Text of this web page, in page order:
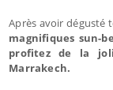
Après avoir dégusté
magnifiques sun-
profitez de la
Marrakech.